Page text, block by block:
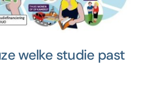
welke studie past